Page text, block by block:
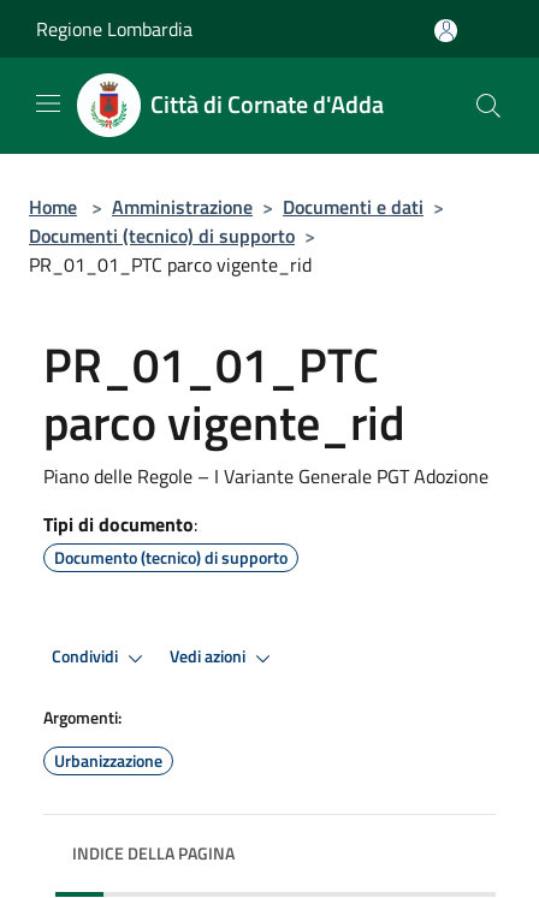
Regione Lombardia
Città di Cornate d'Adda
Home > Amministrazione > Documenti e dati >
Documenti (tecnico) di supporto >
PR_01_01_PTC parco vigente_rid
PR_01_01_PTC
parco vigente_rid
Piano delle Regole – I Variante Generale PGT Adozione
Tipi di documento:
Documento (tecnico) di supporto
Condividi Vedi azioni
Argomenti:
Urbanizzazione
INDICE DELLA PAGINA